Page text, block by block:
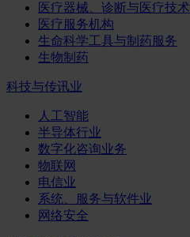
医疗器械、诊断与医疗技术
医疗服务机构
生命科学工具与制药服务
生物制药
科技与传讯业
人工智能
半导体行业
数字化咨询业务
物联网
电信业
系统、服务与软件业
网络安全